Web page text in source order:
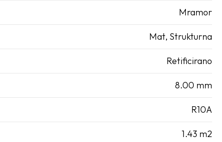
Mramor
Mat, Strukturna
Retificirano
8.00 mm
R10A
1.43 m2